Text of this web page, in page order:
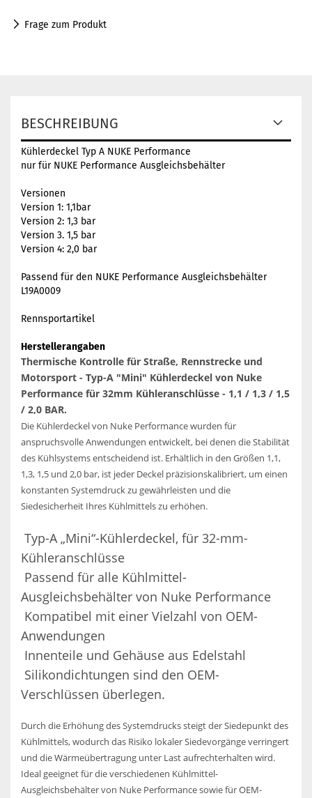
Frage zum Produkt
BESCHREIBUNG
Kühlerdeckel Typ A NUKE Performance
nur für NUKE Performance Ausgleichsbehälter
Versionen
Version 1: 1,1bar
Version 2: 1,3 bar
Version 3. 1,5 bar
Version 4: 2,0 bar
Passend für den NUKE Performance Ausgleichsbehälter
L19A0009
Rennsportartikel
Herstellerangaben
Thermische Kontrolle für Straße, Rennstrecke und
Motorsport - Typ-A "Mini" Kühlerdeckel von Nuke
Performance für 32mm Kühleranschlüsse - 1,1 / 1,3 / 1,5
/ 2,0 BAR.
Die Kühlerdeckel von Nuke Performance wurden für
anspruchsvolle Anwendungen entwickelt, bei denen die Stabilität
des Kühlsystems entscheidend ist. Erhältlich in den Größen 1,1,
1,3, 1,5 und 2,0 bar, ist jeder Deckel präzisionskalibriert, um einen
konstanten Systemdruck zu gewährleisten und die
Siedesicherheit Ihres Kühlmittels zu erhöhen.
Typ-A „Mini“-Kühlerdeckel, für 32-mm-
Kühleranschlüsse
Passend für alle Kühlmittel-
Ausgleichsbehälter von Nuke Performance
Kompatibel mit einer Vielzahl von OEM-
Anwendungen
Innenteile und Gehäuse aus Edelstahl
Silikondichtungen sind den OEM-
Verschlüssen überlegen.
Durch die Erhöhung des Systemdrucks steigt der Siedepunkt des
Kühlmittels, wodurch das Risiko lokaler Siedevorgänge verringert
und die Wärmeübertragung unter Last aufrechterhalten wird.
Ideal geeignet für die verschiedenen Kühlmittel-
Ausgleichsbehälter von Nuke Performance sowie für OEM-